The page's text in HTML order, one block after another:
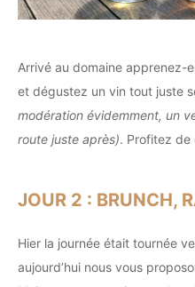
Arrivé au domaine apprenez-
et dégustez un vin tout juste
modération évidemment, un
route juste après). Profitez de
JOUR 2 : BRUNCH,
Hier la journée était tournée
aujourd’hui nous vous